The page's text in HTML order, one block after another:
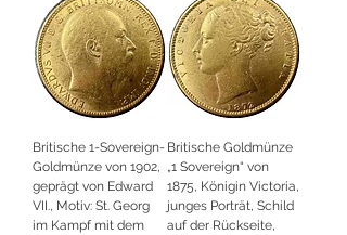
Britische 1-Sovereign-
Goldmünze von 1902,
geprägt von Edward
VII., Motiv: St. Georg
im Kampf mit dem
Britische Goldmünze
„1 Sovereign“ von
1875, Königin Victoria,
junges Porträt, Schild
auf der Rückseite,